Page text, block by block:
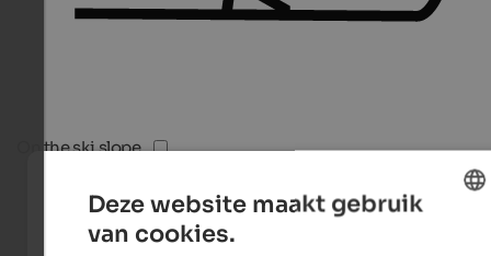
On the ski slope
Deze website maakt gebruik
van cookies.